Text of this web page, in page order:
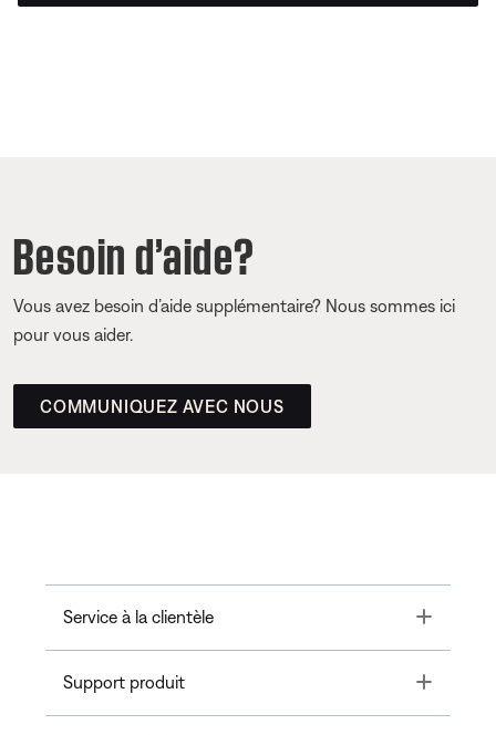
Besoin d’aide?
Vous avez besoin d’aide supplémentaire? Nous sommes ici
pour vous aider.
COMMUNIQUEZ AVEC NOUS
Service à la clientèle Toggle
Support produit Toggle